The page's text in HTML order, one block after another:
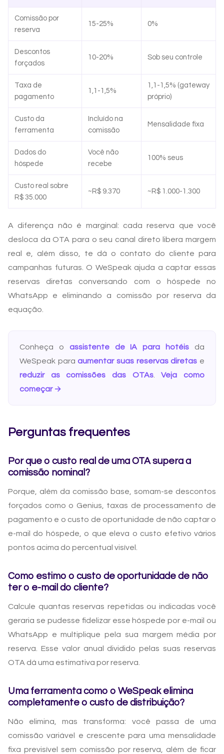
Comissão por
reserva
15-25% 0%
Descontos
forçados
10-20% Sob seu controle
Taxa de
pagamento
1,1-1,5%
1,1-1,5% (gateway
próprio)
Custo da
ferramenta
Incluído na
comissão
Mensalidade fixa
Dados do
hóspede
Você não
recebe
100% seus
Custo real sobre
R$ 35.000
~R$ 9.370 ~R$ 1.000-1.300
A diferença não é marginal: cada reserva que você
desloca da OTA para o seu canal direto libera margem
real e, além disso, te dá o contato do cliente para
campanhas futuras. O WeSpeak ajuda a captar essas
reservas diretas conversando com o hóspede no
WhatsApp e eliminando a comissão por reserva da
equação.
Conheça o assistente de IA para hotéis da
WeSpeak paraaumentar suas reservas diretas e
reduzir as comissões das OTAs.Veja como
começar →
Perguntas frequentes
Por que o custo real de uma OTA supera a
comissão nominal?
Porque, além da comissão base, somam-se descontos
forçados como o Genius, taxas de processamento de
pagamento e o custo de oportunidade de não captar o
e-mail do hóspede, o que eleva o custo efetivo vários
pontos acima do percentual visível.
Como estimo o custo de oportunidade de não
ter o e-mail do cliente?
Calcule quantas reservas repetidas ou indicadas você
geraria se pudesse fidelizar esse hóspede por e-mail ou
WhatsApp e multiplique pela sua margem média por
reserva. Esse valor anual dividido pelas suas reservas
OTA dá uma estimativa por reserva.
Uma ferramenta como o WeSpeak elimina
completamente o custo de distribuição?
Não elimina, mas transforma: você passa de uma
comissão variável e crescente para uma mensalidade
fixa previsível sem comissão por reserva, além de ficar